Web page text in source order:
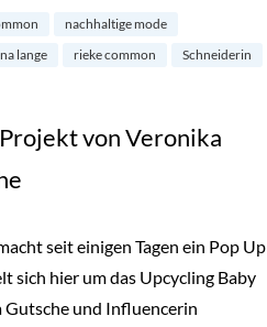
nachhaltige mode
lange rieke common Schneiderin
von Veronika
seit einigen Tagen ein Pop Up
sich hier um das Upcycling Baby
und Influencerin